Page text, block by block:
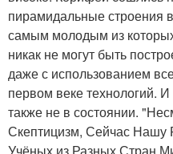
пирамидальные строения
самым молодым из
никак не могут быть
даже с использованием
первом веке технологий.
также не в состоянии.
Скептицизм, Сейчас Нашу